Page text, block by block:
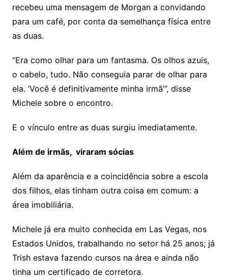
recebeu uma mensagem de Morgan a convidando
para um café, por conta da semelhança física entre
as duas.
“Era como olhar para um fantasma. Os olhos azuis,
o cabelo, tudo. Não conseguia parar de olhar para
ela. ‘Você é definitivamente minha irmã’”, disse
Michele sobre o encontro.
E o vínculo entre as duas surgiu imediatamente.
Além de irmãs, viraram sócias
Além da aparência e a coincidência sobre a escola
dos filhos, elas tinham outra coisa em comum: a
área imobiliária.
Michele já era muito conhecida em Las Vegas, nos
Estados Unidos, trabalhando no setor há 25 anos; já
Trish estava fazendo cursos na área e ainda não
tinha um certificado de corretora.